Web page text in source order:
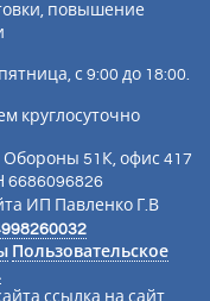
повышение
с 9:00 до 18:00.
круглосуточно
Обороны 51К, офис 417
6686096826
ИП Павленко Г.В
Пользовательское
ссылка на сайт